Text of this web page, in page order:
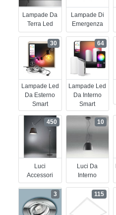
Lampade Da
Terra Led
Lampade Di
Emergenza
Lampade Led
Da Esterno
Smart
30
Lampade Led
Da Interno
Smart
64
Luci
Accessori
450
Luci Da
Interno
10
3 115